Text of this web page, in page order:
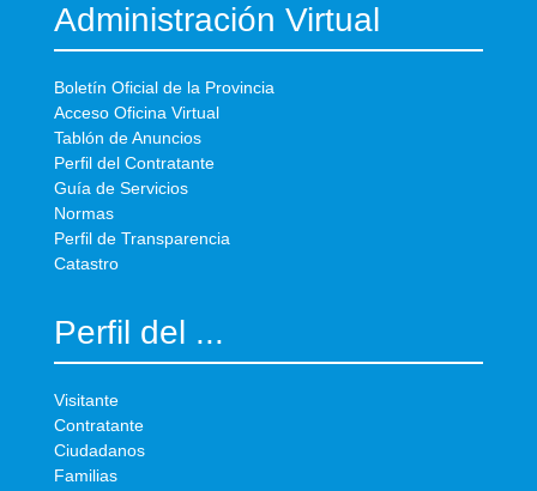
Administración Virtual
Boletín Oficial de la Provincia
Acceso Oficina Virtual
Tablón de Anuncios
Perfil del Contratante
Guía de Servicios
Normas
Perfil de Transparencia
Catastro
Perfil del ...
Visitante
Contratante
Ciudadanos
Familias